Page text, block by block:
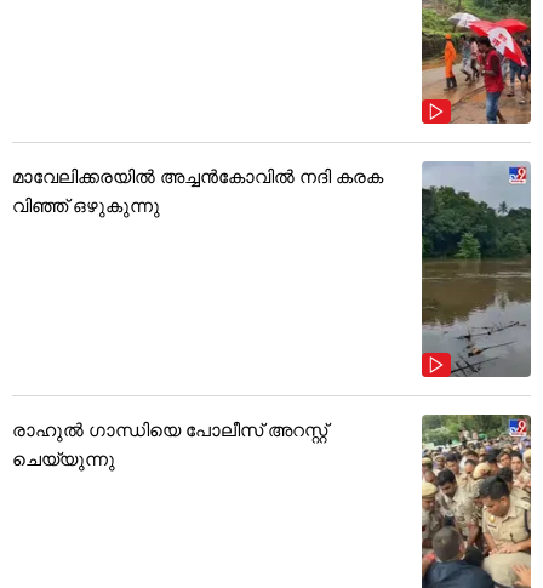
മാവേലിക്കരയിൽ അച്ചൻകോവിൽ നദി കരക
വിഞ്ഞ് ഒഴുകുന്നു
രാഹുൽ ഗാന്ധിയെ പോലീസ് അറസ്റ്റ്
ചെയ്യുന്നു